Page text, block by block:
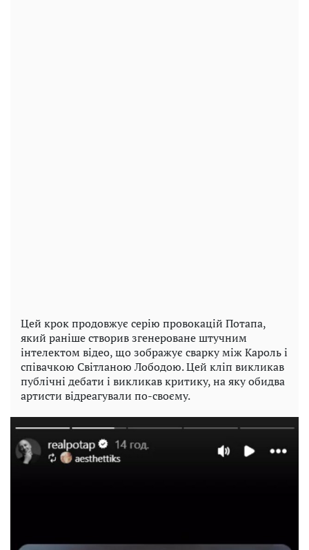
Цей крок продовжує серію провокацій Потапа,
який раніше створив згенероване штучним
інтелектом відео, що зображує сварку між Кароль і
співачкою Світланою Лободою. Цей кліп викликав
публічні дебати і викликав критику, на яку обидва
артисти відреагували по-своєму.